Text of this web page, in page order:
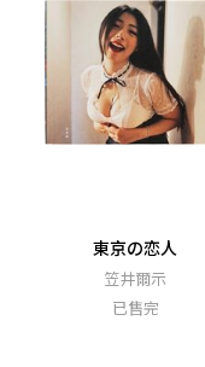
東京の恋人
笠井爾示
已售完